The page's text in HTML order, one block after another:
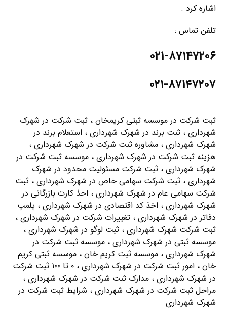
اشاره کرد .
تلفن تماس :
۰۲۱-۸۷۱۴۷۲۰۶
۰۲۱-۸۷۱۴۷۲۰۷
ثبت شرکت در موسسه ثبتی کریمخان ، ثبت شرکت در شهرک
شهرداری ، ثبت برند در شهرک شهرداری ، استعلام برند در
شهرک شهرداری ، مشاوره ثبت شرکت در شهرک شهرداری ،
هزینه ثبت شرکت در شهرک شهرداری ، موسسه ثبت شرکت در
شهرک شهرداری ، ثبت شرکت مسئولیت محدود در شهرک
شهرداری ، ثبت شرکت سهامی خاص در شهرک شهرداری ، ثبت
شرکت سهامی عام در شهرک شهرداری ، اخذ کارت بازرگانی در
شهرک شهرداری ، اخذ کد اقتصادی در شهرک شهرداری ، پلمپ
دفاتر در شهرک شهرداری ، تغییرات شرکت در شهرک شهرداری ،
ثبت شرکت شهرک شهرداری ، ثبت لوگو در شهرک شهرداری ،
موسسه ثبتی در شهرک شهرداری ، موسسه ثبت شرکت در
شهرک شهرداری ، موسسه ثبت کریم خان ، موسسه ثبتی کریم
خان ، امور ثبت شرکت در شهرک شهرداری ، ۰ تا ۱۰۰ ثبت شرکت
در شهرک شهرداری ، مدارک ثبت شرکت در شهرک شهرداری ،
مراحل ثبت شرکت در شهرک شهرداری ، شرایط ثبت شرکت در
شهرک شهرداری